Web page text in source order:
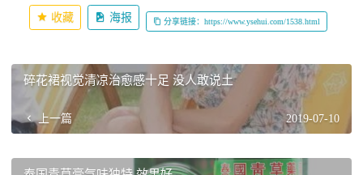
收藏 海报 分享链接：https://www.ysehui.com/1538.html
碎花裙视觉清凉治愈感十足 没人敢说土
上一篇 2019-07-10